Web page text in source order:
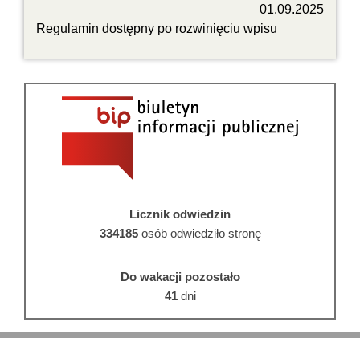
Licznik odwiedzin
334185osób odwiedziło stronę
Do wakacji pozostało
41dni
01.09.2025
Regulamin dostępny po rozwinięciu wpisu